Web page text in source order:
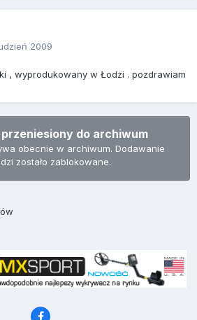
2009
, wyprodukowany w Łodzi . pozdrawiam
przeniesiony do archiwum
obecnie w archiwum. Dodawanie
zostało zablokowane.